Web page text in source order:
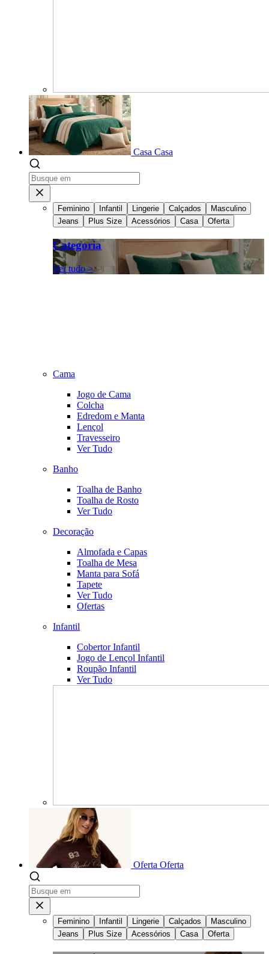
Casa Casa
Feminino Infantil Lingerie Calçados
Masculino
Jeans
Plus Size Acessórios Casa Oferta
Categoria
Ver tudo >
Cama
Jogo de Cama
Colcha
Edredom e Manta
Lençol
Travesseiro
Ver Tudo
Banho
Toalha de Banho
Toalha de Rosto
Ver Tudo
Decoração
Almofada e Capas
Toalha de Mesa
Manta para Sofá
Tapete
Ver Tudo
Ofertas
Infantil
Cobertor Infantil
Jogo de Lençol Infantil
Roupão Infantil
Ver Tudo
Oferta Oferta
Feminino Infantil Lingerie Calçados
Masculino
Jeans
Plus Size Acessórios Casa Oferta